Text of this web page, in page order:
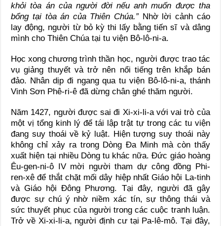
khỏi tòa án của người đời nếu anh muốn được tha
bổng tại tòa án của Thiên Chúa.”Nhờ lời cảnh cáo
lay động, người từ bỏ kỳ thi lấy bằng tiến sĩ và dâng
mình cho Thiên Chúa tại tu viện Bô-lô-ni-a.
Học xong chương trình thần học, người được trao tác
vụ giảng thuyết và trở nên nổi tiếng trên khắp bán
đảo. Nhân dịp đi ngang qua tu viện Bô-lô-ni-a, thánh
Vinh Sơn Phê-ri-ê đã dừng chân ghé thăm người.
Năm 1427, người được sai đi Xi-xi-li-a với vai trò của
một vị tổng kinh lý để tái lập trật tự trong các tu viện
đang suy thoái về kỷ luật. Hiện tượng suy thoái này
không chỉ xảy ra trong Dòng Ða Minh mà còn thấy
xuất hiện tại nhiều Dòng tu khác nữa. Ðức giáo hoàng
Êu-gen-ni-ô IV mời người tham dự công đồng Phi-
ren-xê để thắt chặt mối dây hiệp nhất Giáo hội La-tinh
và Giáo hội Ðông Phương. Tại đây, người đã gây
được sự chú ý nhờ niềm xác tín, sự thông thái và
sức thuyết phục của người trong các cuộc tranh luận.
Trở về Xi-xi-li-a, người định cư tại Pa-lê-mô. Tại đây,